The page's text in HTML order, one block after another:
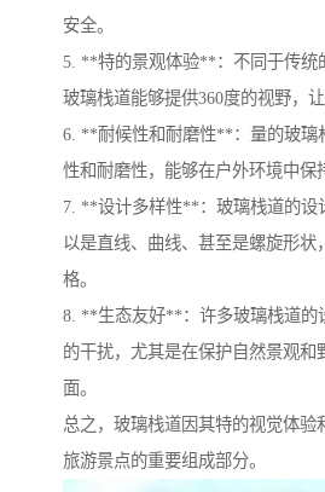
安全。
5. **特的景观体验**：不同于传统
玻璃栈道能够提供360度的视野，
6. **耐候性和耐磨性**：量的玻璃
性和耐磨性，能够在户外环境中保
7. **设计多样性**：玻璃栈道的设
以是直线、曲线、甚至是螺旋形状
格。
8. **生态友好**：许多玻璃栈道的
的干扰，尤其是在保护自然景观和
面。
总之，玻璃栈道因其特的视觉体验
旅游景点的重要组成部分。